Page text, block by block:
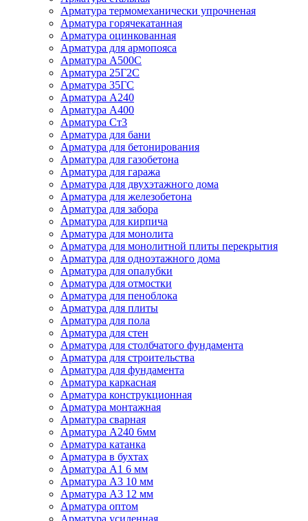
Арматура термомеханически упрочненая
Арматура горячекатанная
Арматура оцинкованная
Арматура для армопояса
Арматура A500С
Арматура 25Г2С
Арматура 35ГС
Арматура А240
Арматура А400
Арматура Ст3
Арматура для бани
Арматура для бетонирования
Арматура для газобетона
Арматура для гаража
Арматура для двухэтажного дома
Арматура для железобетона
Арматура для забора
Арматура для кирпича
Арматура для монолита
Арматура для монолитной плиты перекрытия
Арматура для одноэтажного дома
Арматура для опалубки
Арматура для отмостки
Арматура для пеноблока
Арматура для плиты
Арматура для пола
Арматура для стен
Арматура для столбчатого фундамента
Арматура для строительства
Арматура для фундамента
Арматура каркасная
Арматура конструкционная
Арматура монтажная
Арматура сварная
Арматура А240 6мм
Арматура катанка
Арматура в бухтах
Арматура А1 6 мм
Арматура А3 10 мм
Арматура А3 12 мм
Арматура оптом
Арматура усиленная